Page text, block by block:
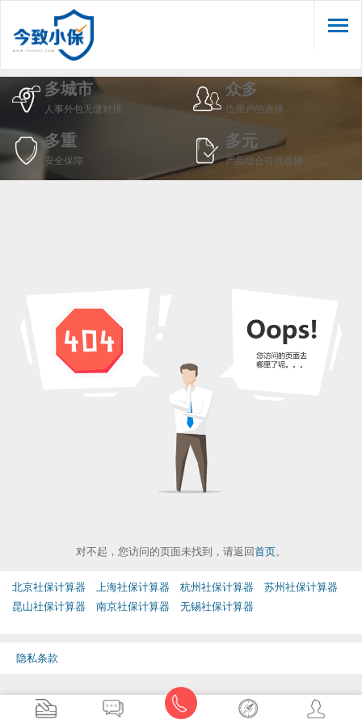
多城市
人事外包无缝对接
众多
位用户的选择
多重
安全保障
多元
产品组合可供选择
对不起，您访问的页面未找到，请返回首页。
北京社保计算器 上海社保计算器 杭州社保计算器
苏州社保计算器
昆山社保计算器
南京社保计算器 无锡社保计算器
隐私条款